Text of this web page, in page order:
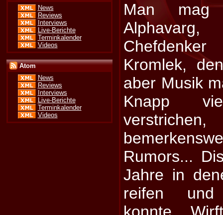
News
Reviews
Interviews
Live-Berichte
Terminkalender
Videos
Atom
News
Reviews
Interviews
Live-Berichte
Terminkalender
Videos
Man
Alphavarg,
Kromlek,
aber Musik
Knapp
Rumors...
Jahre in
reifen